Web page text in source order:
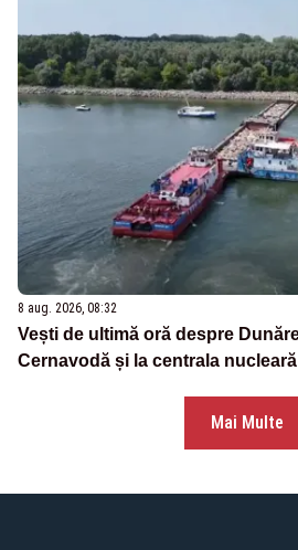
8 aug. 2026, 08:32
Vești de ultimă oră despre
Cernavodă și la centrala
Mai Multe